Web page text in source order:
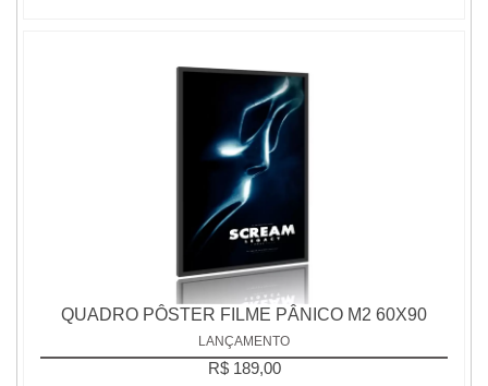
QUADRO PÔSTER FILME PÂNICO M2 60X90
LANÇAMENTO
R$ 189,00